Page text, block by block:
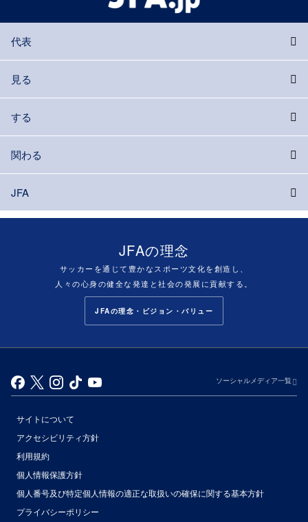
代表
見る
する
関わる
JFA
JFAの理念
サッカーを通じて豊かなスポーツ文化を創造し、
人々の心身の健全な発達と社会の発展に貢献する。
JFAの理念・ビジョン・バリュー
ソーシャルメディア一覧
サイトについて
アクセシビリティ方針
利用規約
個人情報保護方針
個人番号及び特定個人情報の適正な取扱いの確保に関する基本方針
プライバシーポリシー